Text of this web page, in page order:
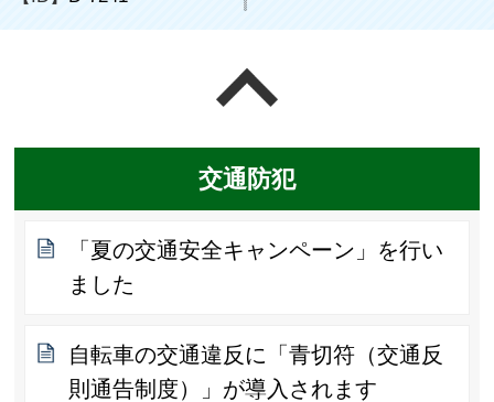
交通防犯
「夏の交通安全キャンペーン」を行い
ました
自転車の交通違反に「青切符（交通反
則通告制度）」が導入されます